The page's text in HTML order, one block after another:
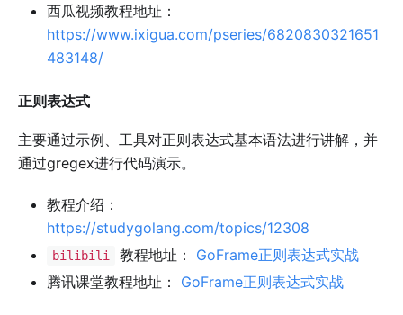
西瓜视频教程地址：
https://www.ixigua.com/pseries/6820830321651
483148/
正则表达式
主要通过示例、工具对正则表达式基本语法进行讲解，并
通过gregex进行代码演示。
教程介绍：
https://studygolang.com/topics/12308
bilibili 教程地址： GoFrame正则表达式实战
腾讯课堂教程地址： GoFrame正则表达式实战